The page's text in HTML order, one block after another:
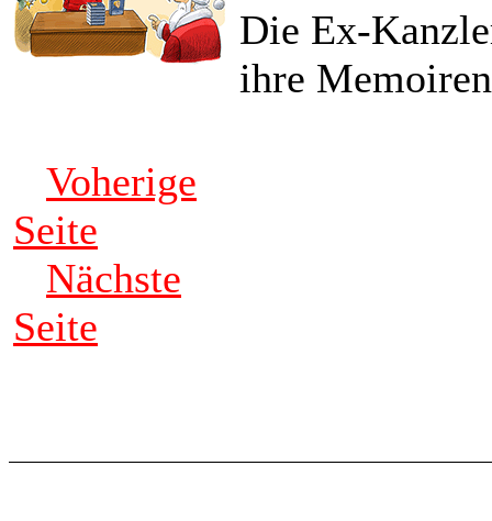
Die Ex-
ihre
Voherige
Seite
Nächste
Seite